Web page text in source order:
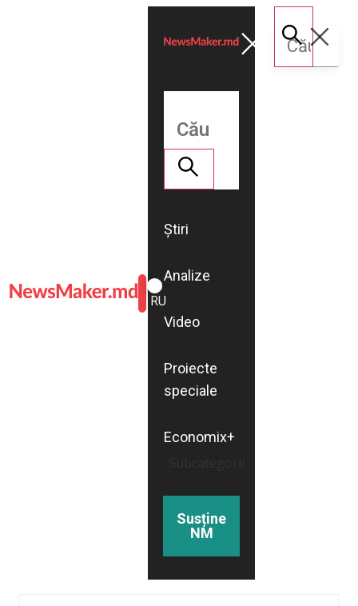
ROMÂNĂ
RU
Știri
Analize
Video
Proiecte
speciale
Economix+
Susține
NM